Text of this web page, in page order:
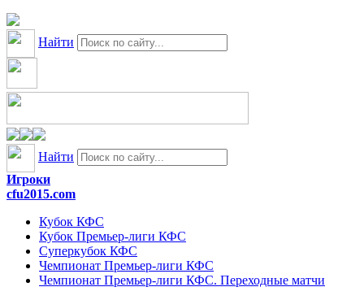
Найти
Найти
Игроки
cfu2015.com
Кубок КФС
Кубок Премьер-лиги КФС
Суперкубок КФС
Чемпионат Премьер-лиги КФС
Чемпионат Премьер-лиги КФС. Переходные матчи